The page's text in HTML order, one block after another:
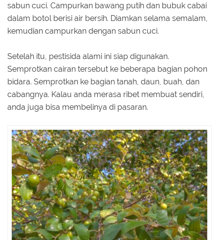
sabun cuci. Campurkan bawang putih dan bubuk cabai
dalam botol berisi air bersih. Diamkan selama semalam,
kemudian campurkan dengan sabun cuci.
Setelah itu, pestisida alami ini siap digunakan.
Semprotkan cairan tersebut ke beberapa bagian pohon
bidara. Semprotkan ke bagian tanah, daun, buah, dan
cabangnya. Kalau anda merasa ribet membuat sendiri,
anda juga bisa membelinya di pasaran.